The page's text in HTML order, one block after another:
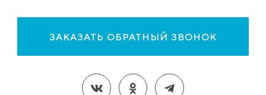
ЗАКАЗАТЬ ОБРАТНЫЙ ЗВОНОК